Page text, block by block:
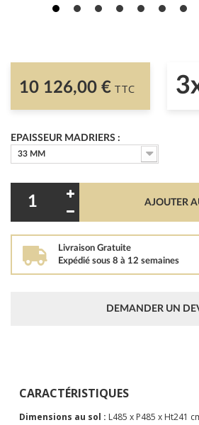
10 126,00 € TTC
EPAISSEUR MADRIERS :
33 MM
AJOUTER
Livraison Gratuite
Expédié sous 8 à 12 semaines
DEMANDER UN
CARACTÉRISTIQUES
Dimensions au sol : L485 x P485 x Ht241